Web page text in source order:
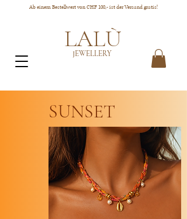
Ab einem Bestellwert von CHF 100,- ist der Versand gratis!
LALÙ
JEWELLERY
SUNSET